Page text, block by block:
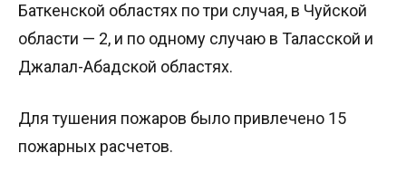
Баткенской областях по три случая, в Чуйской
области — 2, и по одному случаю в Таласской и
Джалал-Абадской областях.
Для тушения пожаров было привлечено 15
пожарных расчетов.